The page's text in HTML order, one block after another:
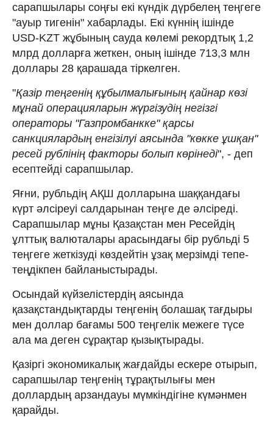
сарапшылары соңғы екі күндік дүрбелең теңгеге
"ауыр тигенін" хабарлады. Екі күннің ішінде
USD-KZT жұбының сауда көлемі рекордтық 1,2
млрд долларға жеткен, оның ішінде 713,3 млн
доллары 28 қарашада тіркелген.
"Қазір теңгенің құбылмалығының қайнар көзі
мұнай операцияларын жүргізудің негізгі
операторы "Газпромбанкке" қарсы
санкциялардың енгізілуі аясында "көкке ұшқан"
ресей рублінің факторы болып көрінеді", - деп
есептейді сарапшылар.
Яғни, рубльдің АҚШ долларына шаққандағы
күрт әлсіреуі салдарынан теңге де әлсіреді.
Сарапшылар мұны Қазақстан мен Ресейдің
ұлттық валюталары арасындағы бір рубльді 5
теңгеге жеткізуді көздейтін ұзақ мерзімді тепе-
теңдікпен байланыстырады.
Осындай күйзелістердің аясында
қазақстандықтарды теңгенің болашақ тағдыры
мен доллар бағамы 500 теңгелік межеге түсе
ала ма деген сұрақтар қызықтырады.
Қазіргі экономикалық жағдайды ескере отырып,
сарапшылар теңгенің тұрақтылығы мен
доллардың арзандауы мүмкіндігіне күмәнмен
қарайды.